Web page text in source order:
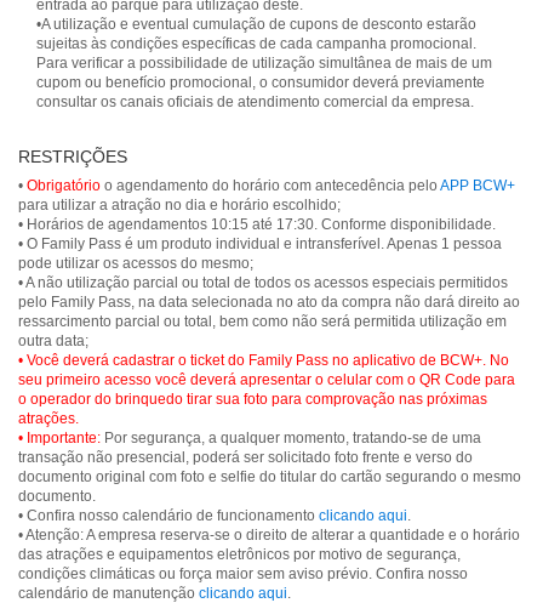
entrada ao parque para utilização deste.
•A utilização e eventual cumulação de cupons de desconto estarão
sujeitas às condições específicas de cada campanha promocional.
Para verificar a possibilidade de utilização simultânea de mais de um
cupom ou benefício promocional, o consumidor deverá previamente
consultar os canais oficiais de atendimento comercial da empresa.
RESTRIÇÕES
• Obrigatório o agendamento do horário com antecedência pelo APP BCW+
para utilizar a atração no dia e horário escolhido;
• Horários de agendamentos 10:15 até 17:30. Conforme disponibilidade.
• O Family Pass é um produto individual e intransferível. Apenas 1 pessoa
pode utilizar os acessos do mesmo;
• A não utilização parcial ou total de todos os acessos especiais permitidos
pelo Family Pass, na data selecionada no ato da compra não dará direito ao
ressarcimento parcial ou total, bem como não será permitida utilização em
• Você deverá cadastrar o ticket do Family Pass no aplicativo de BCW+. No
seu primeiro acesso você deverá apresentar o celular com o QR Code para
o operador do brinquedo tirar sua foto para comprovação nas próximas
atrações.
• Importante: Por segurança, a qualquer momento, tratando-se de uma
transação não presencial, poderá ser solicitado foto frente e verso do
documento original com foto e selfie do titular do cartão segurando o mesmo
documento.
• Confira nosso calendário de funcionamento clicando aqui.
• Atenção: A empresa reserva-se o direito de alterar a quantidade e o horário
das atrações e equipamentos eletrônicos por motivo de segurança,
condições climáticas ou força maior sem aviso prévio. Confira nosso
calendário de manutenção clicando aqui.